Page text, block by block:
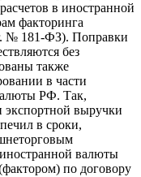
в иностранной
факторинга
№ 181-ФЗ). Поправки
без
также
в части
РФ. Так,
экспортной выручки
в сроки,
валюты
по договору